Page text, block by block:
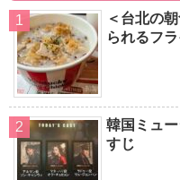
＜台北の
られるフ
韓国ミュ
すじ